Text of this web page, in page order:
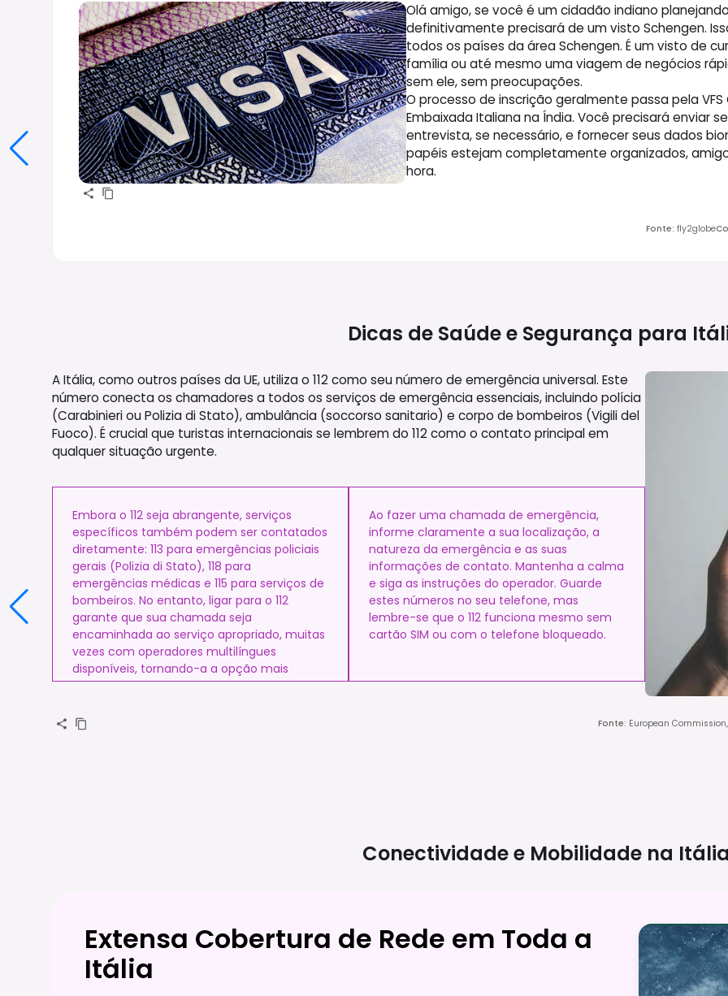
Olá amigo, se você é um cidadão indiano
definitivamente precisará de um visto Schengen.
todos os países da área Schengen. É um visto de
família ou até mesmo uma viagem de negócios
sem ele, sem preocupações.
O processo de inscrição geralmente passa pela
Embaixada Italiana na Índia. Você precisará enviar
entrevista, se necessário, e fornecer seus dados
papéis estejam completamente organizados,
hora.
Fonte: fly2globe
Dicas de Saúde e Segurança para
A Itália, como outros países da UE, utiliza o 112 como seu número de emergência universal. Este
número conecta os chamadores a todos os serviços de emergência essenciais, incluindo polícia
(Carabinieri ou Polizia di Stato), ambulância (soccorso sanitario) e corpo de bombeiros (Vigili del
Fuoco). É crucial que turistas internacionais se lembrem do 112 como o contato principal em
qualquer situação urgente.
Embora o 112 seja abrangente, serviços
específicos também podem ser contatados
diretamente: 113 para emergências policiais
gerais (Polizia di Stato), 118 para
emergências médicas e 115 para serviços de
bombeiros. No entanto, ligar para o 112
garante que sua chamada seja
encaminhada ao serviço apropriado, muitas
vezes com operadores multilíngues
disponíveis, tornando-a a opção mais
recomendada para falantes não italianos.
Ao fazer uma chamada de emergência,
informe claramente a sua localização, a
natureza da emergência e as suas
informações de contato. Mantenha a calma
e siga as instruções do operador. Guarde
estes números no seu telefone, mas
lembre-se que o 112 funciona mesmo sem
cartão SIM ou com o telefone bloqueado.
Fonte: European
Conectividade e Mobilidade na
Extensa Cobertura de Rede em Toda a
Itália